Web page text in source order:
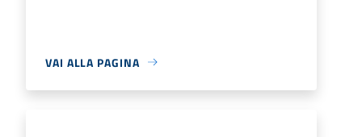
VAI ALLA PAGINA